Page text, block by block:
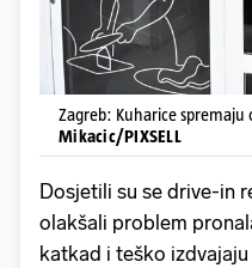
Zagreb: Kuharice spremaju
Mikacic/PIXSELL
Dosjetili su se drive-in
olakšali problem
katkad i teško